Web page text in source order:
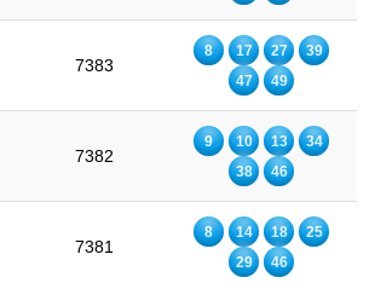
7383
8 17 27
39
47
49
7382
9 10 13
34
38
46
7381
8 14 18
25
29
46